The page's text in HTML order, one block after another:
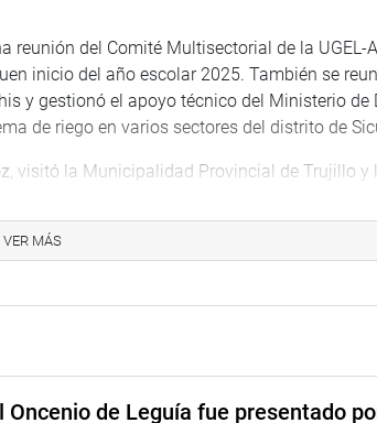
reunión del Comité Multisectorial de la UGEL-
inicio del año escolar 2025. También se
y gestionó el apoyo técnico del Ministerio de
de riego en varios sectores del distrito de
, visitó la Municipalidad Provincial de Trujillo y
Posteriormente, en la Municipalidad
del D.L. N° 1666 a los ingresos
En el evento, docentes de diversas regiones
Puno, Tacna y Tumbes expusieron su
en la educación superior pública.
VER MÁS
Oncenio de Leguía fue presentado